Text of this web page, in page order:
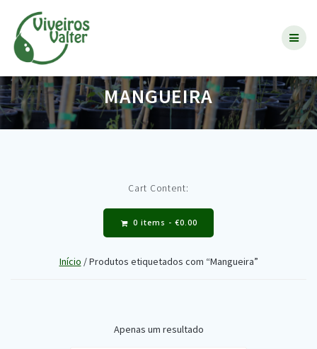
MANGUEIRA
Cart Content:
0 items - €0.00
Início / Produtos etiquetados com “Mangueira”
Apenas um resultado